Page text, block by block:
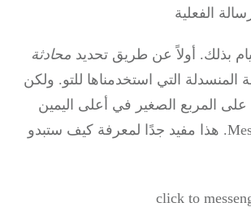
الفعلية
بذلك. أولاً عن طريق تحديد محادثة
المنسدلة التي استخدمناها للتو. ولكن
المربع الصغير في أعلى اليمين
هذا مفيد جدًا لمعرفة كيف ستبدو